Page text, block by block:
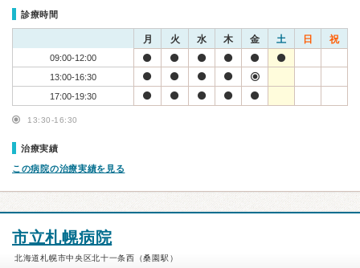
診療時間
月 火 水 木 金 土 日 祝
09:00-12:00
13:00-16:30
17:00-19:30
13:30-16:30
治療実績
この病院の治療実績を見る
市立札幌病院
北海道札幌市中央区北十一条西（桑園駅）